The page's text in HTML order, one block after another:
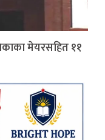
मेयरसहित ११